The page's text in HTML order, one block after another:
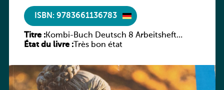
ISBN: 9783661136783
Titre :Kombi-Buch Deutsch 8 Arbeitsheft
(Neue Ausgabe Luxemburg)
État du livre :Très bon état